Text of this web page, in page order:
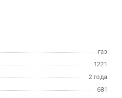
газ
1221
2 года
681